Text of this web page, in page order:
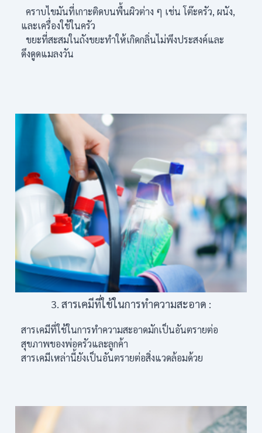
คราบไขมันที่เกาะติดบนพื้นผิวต่าง ๆ เช่น โต๊ะครัว, ผนัง,
และเครื่องใช้ในครัว
ขยะที่สะสมในถังขยะทำให้เกิดกลิ่นไม่พึงประสงค์และ
ดึงดูดแมลงวัน
3. สารเคมีที่ใช้ในการทำความสะอาด :
สารเคมีที่ใช้ในการทำความสะอาดมักเป็นอันตรายต่อ
สุขภาพของพ่อครัวและลูกค้า
สารเคมีเหล่านี้ยังเป็นอันตรายต่อสิ่งแวดล้อมด้วย